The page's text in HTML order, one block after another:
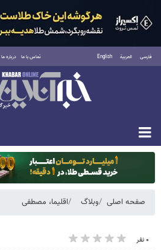
فارسی العربية English تماس با ما درباره ما
یکشنبه ۱۸ مرداد ۱۴۰۵
صفحه اصلی وبلاگ اقلیما، مصطفی
۰ نفر